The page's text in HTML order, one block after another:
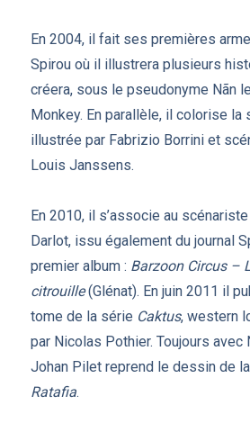
En 2004, il fait ses premières
Spirou où il illustrera plusieurs
créera, sous le pseudonyme Nãn
Monkey. En parallèle, il colorise la
illustrée par Fabrizio Borrini et
Louis Janssens.
En 2010, il s’associe au
Darlot, issu également du journal
premier album : Barzoon Circus –
citrouille(Glénat). En juin 2011 il
tome de la série Caktus, western
par Nicolas Pothier. Toujours avec
Johan Pilet reprend le dessin de
Ratafia.